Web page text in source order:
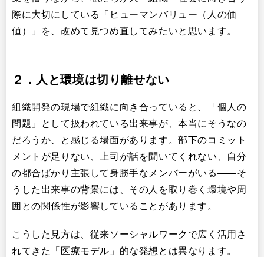
際に大切にしている「ヒューマンバリュー（人の価
値）」を、改めて見つめ直してみたいと思います。
２．人と環境は切り離せない
組織開発の現場で組織に向き合っていると、「個人の
問題」として扱われている出来事が、本当にそうなの
だろうか、と感じる場面があります。部下のコミット
メントが足りない、上司が話を聞いてくれない、自分
の都合ばかり主張して身勝手なメンバーがいる――そ
うした出来事の背景には、その人を取り巻く環境や周
囲との関係性が影響していることがあります。
こうした見方は、従来ソーシャルワークで広く活用さ
れてきた「医療モデル」的な発想とは異なります。